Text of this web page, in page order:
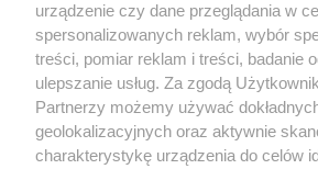
2 / 0
Nie zapomnij
zapoznać się z:
polityką prywatności regulamin
Twojemiasto
Piekary Śląskie
Chorzów
Tarnowskie Góry
Kontakt
Wydawca
Redakcja
urządzenie czy dane przeglądania w
spersonalizowanych reklam, wybór
treści, pomiar reklam i treści, badanie
ulepszanie usług. Za zgodą
Partnerzy możemy używać
geolokalizacyjnych oraz aktywnie
charakterystykę urządzenia do celów